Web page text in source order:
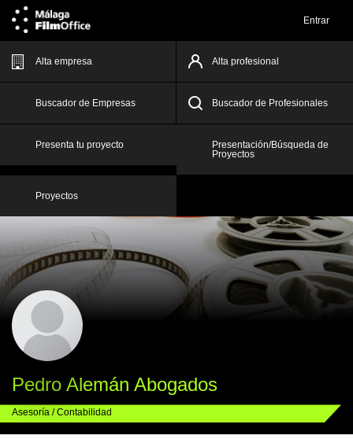
Entrar
Alta empresa Alta profesional
Buscador de Empresas Buscador de Profesionales
Presenta tu proyecto
Presentación/Búsqueda de
Proyectos
Proyectos
Pedro Alemán Abogados
Asesoría / Contabilidad